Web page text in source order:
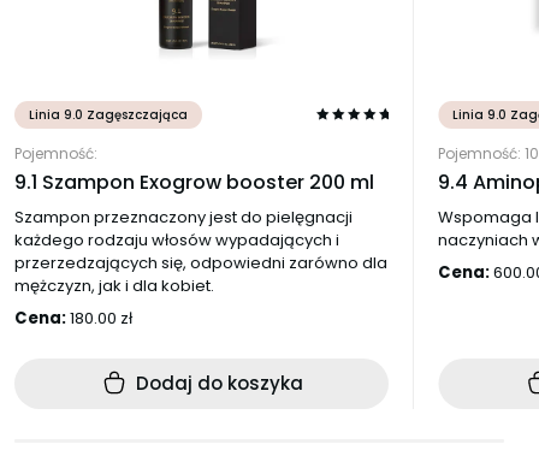
Linia 9.0 Zagęszczająca
Pojemność:
9.1 Szampon Exogrow booster 200 ml
Szampon przeznaczony jest do pielęgnacji
każdego rodzaju włosów wypadających i
przerzedzających się, odpowiedni zarówno dla
mężczyzn, jak i dla kobiet.
Cena:180.00 zł
Dodaj do koszyka
Linia 9.0
Pojemność:
9.4
Wspomaga
naczyniach
Cena: